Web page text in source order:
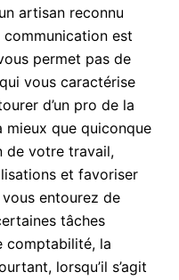
artisan reconnu
est
permet pas de
vous caractérise
d’un pro de la
mieux que quiconque
de votre travail,
et favoriser
entourez de
tâches
comptabilité, la
lorsqu’il s’agit